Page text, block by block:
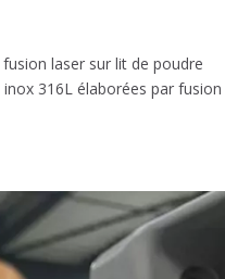
laser sur lit de poudre
316L élaborées par fusion